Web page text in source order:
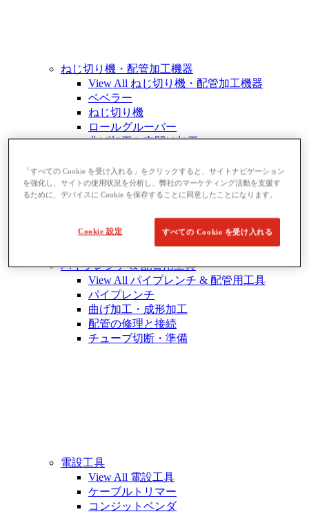
ねじ切り機・配管加工機器
View All ねじ切り機・配管加工機器
ベベラー
ねじ切り機
ロールグルーバー
曲げ加工と穴開け加工
配管切断・加工
パイプレンチ & 配管用工具
View All パイプレンチ & 配管用工具
パイプレンチ
曲げ加工・成形加工
配管の修理と接続
チューブ切断・準備
電設工具
View All 電設工具
ケーブルトリマー
コンジットベンダ
「すべての Cookie を受け入れる」をクリックすると、サイトナビゲーション
を強化し、サイトの使用状況を分析し、弊社のマーケティング活動を支援す
るために、デバイスに Cookie を保存することに同意したことになります。
Cookie 設定 すべての Cookie を受け入れる